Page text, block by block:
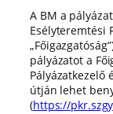
A BM a
Esélyteremtési
pályázatot a
Pályázatkezelő
útján lehet
(https://